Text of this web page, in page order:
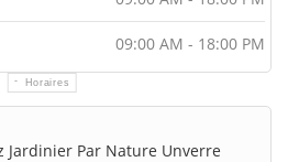
Horaires
09:00 AM - 18:00 PM
Jardinier Par Nature Unverre